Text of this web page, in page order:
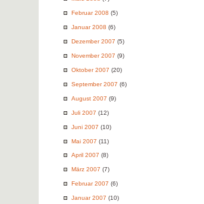
Februar 2008 (5)
Januar 2008 (6)
Dezember 2007 (5)
November 2007 (9)
Oktober 2007 (20)
September 2007 (6)
August 2007 (9)
Juli 2007 (12)
Juni 2007 (10)
Mai 2007 (11)
April 2007 (8)
März 2007 (7)
Februar 2007 (6)
Januar 2007 (10)